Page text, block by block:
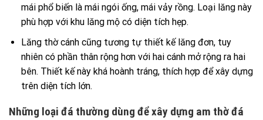
mái phổ biến là mái ngói ống, mái vảy rồng. Loại lăng này
phù hợp với khu lăng mộ có diện tích hẹp.
Lăng thờ cánh cũng tương tự thiết kế lăng đơn, tuy
nhiên có phần thân rộng hơn với hai cánh mở rộng ra hai
bên. Thiết kế này khá hoành tráng, thích hợp để xây dựng
trên diện tích lớn.
Những loại đá thường dùng để xây dựng am thờ đá